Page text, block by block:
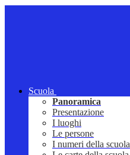
Scuola
Panoramica
Presentazione
I luoghi
Le persone
I numeri della scuola